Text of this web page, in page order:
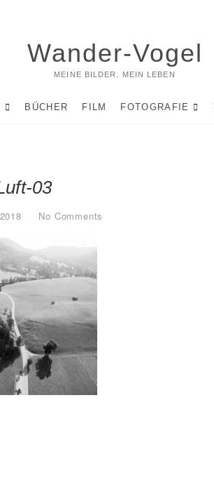
Wander-Vogel
MEINE BILDER. MEIN LEBEN
BÜCHER FILM FOTOGRAFIE
03
No Comments